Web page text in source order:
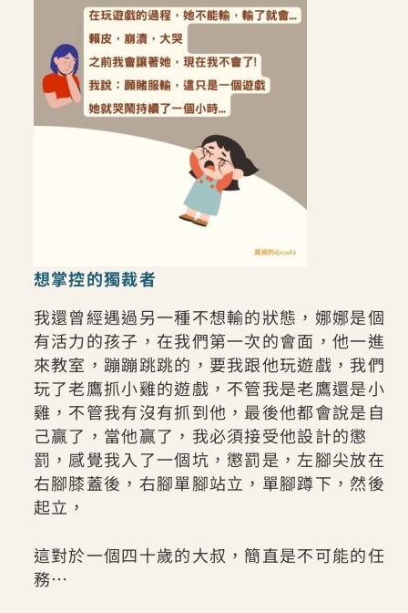
想掌控的獨裁者
我還曾經遇過另一種不想輸的狀態，娜娜是個
有活力的孩子，在我們第一次的會面，他一進
來教室，蹦蹦跳跳的，要我跟他玩遊戲，我們
玩了老鷹抓小雞的遊戲，不管我是老鷹還是小
雞，不管我有沒有抓到他，最後他都會說是自
己贏了，當他贏了，我必須接受他設計的懲
罰，感覺我入了一個坑，懲罰是，左腳尖放在
右腳膝蓋後，右腳單腳站立，單腳蹲下，然後
起立，
這對於一個四十歲的大叔，簡直是不可能的任
務…